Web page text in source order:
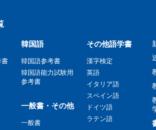
書
韓国語
韓国語参考書
韓国語能力試験用
参考書
一般書・その他
一般書
その他語学書
漢字検定
英語
イタリア語
スペイン語
ドイツ語
ラテン語